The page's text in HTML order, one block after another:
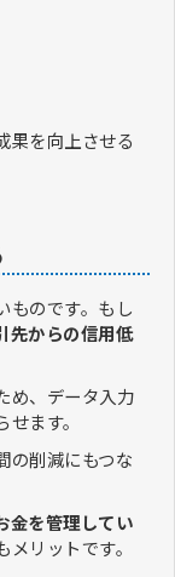
果を向上させる
ものです。もし
先からの信用低
め、データ入力
ます。
の削減にもつな
金を管理してい
メリットです。